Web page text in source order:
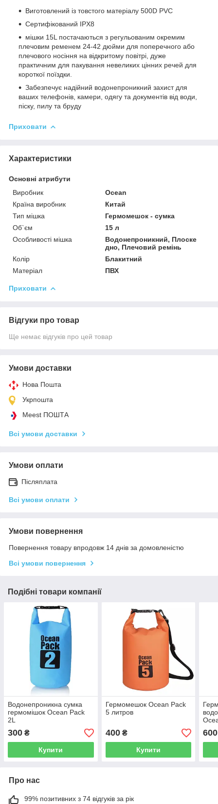
Виготовлений із товстого матеріалу 500D PVC
Сертифікований IPX8
мішки 15L постачаються з регульованим окремим
плечовим ременем 24-42 дюйми для поперечного або
плечового носіння на відкритому повітрі, дуже
практичним для пакування невеликих цінних речей для
короткої поїздки.
Забезпечує надійний водонепроникний захист для
ваших телефонів, камери, одягу та документів від води,
піску, пилу та бруду
Приховати
Характеристики
Основні атрибути
Виробник
Ocean
Країна виробник
Китай
Тип мішка
Гермомешок - сумка
Об`єм
15 л
Особливості мішка
Водонепроникний, Плоске
дно, Плечовий ремінь
Колір
Блакитний
Матеріал
ПВХ
Приховати
Відгуки про товар
Ще немає відгуків про цей товар
Умови доставки
Нова Пошта
Укрпошта
Meest ПОШТА
Всі умови доставки
Умови оплати
Післяплата
Всі умови оплати
Умови повернення
Повернення товару впродовж 14 днів за домовленістю
Всі умови повернення
Подібні товари компанії
Водонепроникна сумка
гермомішок Ocean Pack
2L
300 ₴
Купити
Гермомешок Ocean Pack
5 литров
400₴
Купити
600
Про нас
99% позитивних з 74 відгуків за рік